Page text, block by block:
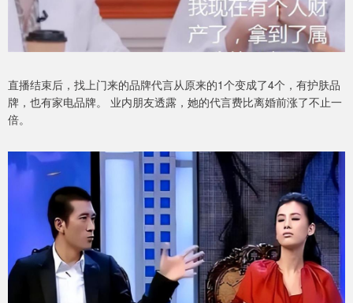
直播结束后，找上门来的品牌代言从原来的1个变成了4个，有护肤品
牌，也有家电品牌。 业内朋友透露，她的代言费比离婚前涨了不止一
倍。